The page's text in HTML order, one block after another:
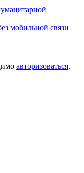
мобильной связи
авторизоваться.